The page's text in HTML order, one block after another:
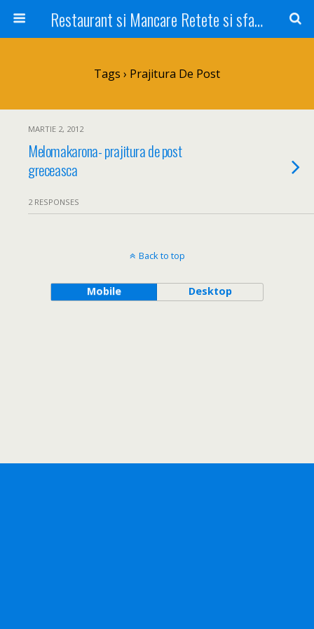
Restaurant si Mancare Retete si sfaturi Picant bun si rapid
Tags › Prajitura De Post
MARTIE 2, 2012
Melomakarona- prajitura de post
greceasca
2 RESPONSES
Back to top
Mobile Desktop